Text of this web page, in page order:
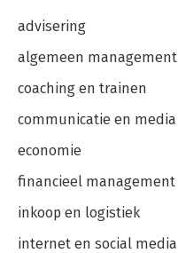
advisering
algemeen management
coaching en trainen
communicatie en media
economie
financieel management
inkoop en logistiek
internet en social media